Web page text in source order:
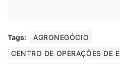
Tags:
AGRONEGÓCIO
CENTRO DE OPERAÇÕES DE